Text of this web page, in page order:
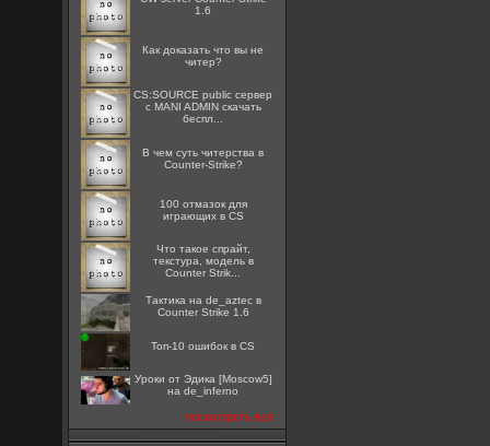
1.6
Как доказать что вы не
читер?
CS:SOURCE public сервер
с MANI ADMIN скачать
беспл...
В чем суть читерства в
Counter-Strike?
100 отмазок для
играющих в CS
Что такое спрайт,
текстура, модель в
Counter Strik...
Тактика на de_aztec в
Counter Strike 1.6
Топ-10 ошибок в CS
Уроки от Эдика [Moscow5]
на de_inferno
посмотреть все